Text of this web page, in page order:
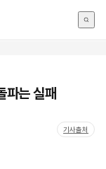
파는 실패
기사출처